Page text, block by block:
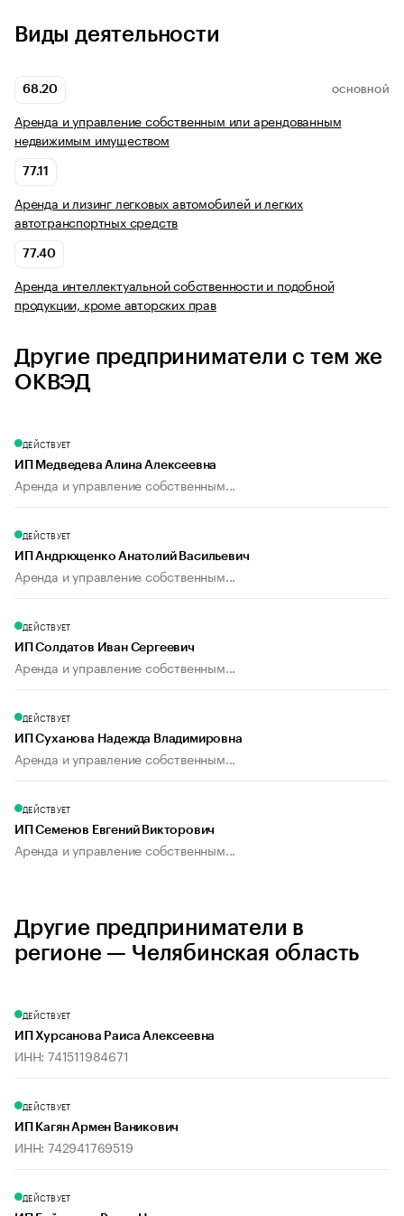
Виды деятельности
68.20 ОСНОВНОЙ
Аренда и управление собственным или арендованным
недвижимым имуществом
77.11
Аренда и лизинг легковых автомобилей и легких
автотранспортных средств
77.40
Аренда интеллектуальной собственности и подобной
продукции, кроме авторских прав
Другие предприниматели с тем же
ОКВЭД
ДЕЙСТВУЕТ
ИП Медведева Алина Алексеевна
Аренда и управление собственным...
ДЕЙСТВУЕТ
ИП Андрющенко Анатолий Васильевич
Аренда и управление собственным...
ДЕЙСТВУЕТ
ИП Солдатов Иван Сергеевич
Аренда и управление собственным...
ДЕЙСТВУЕТ
ИП Суханова Надежда Владимировна
Аренда и управление собственным...
ДЕЙСТВУЕТ
ИП Семенов Евгений Викторович
Аренда и управление собственным...
Другие предприниматели в
регионе — Челябинская область
ДЕЙСТВУЕТ
ИП Хурсанова Раиса Алексеевна
ИНН: 741511984671
ДЕЙСТВУЕТ
ИП Кагян Армен Ваникович
ИНН: 742941769519
ДЕЙСТВУЕТ